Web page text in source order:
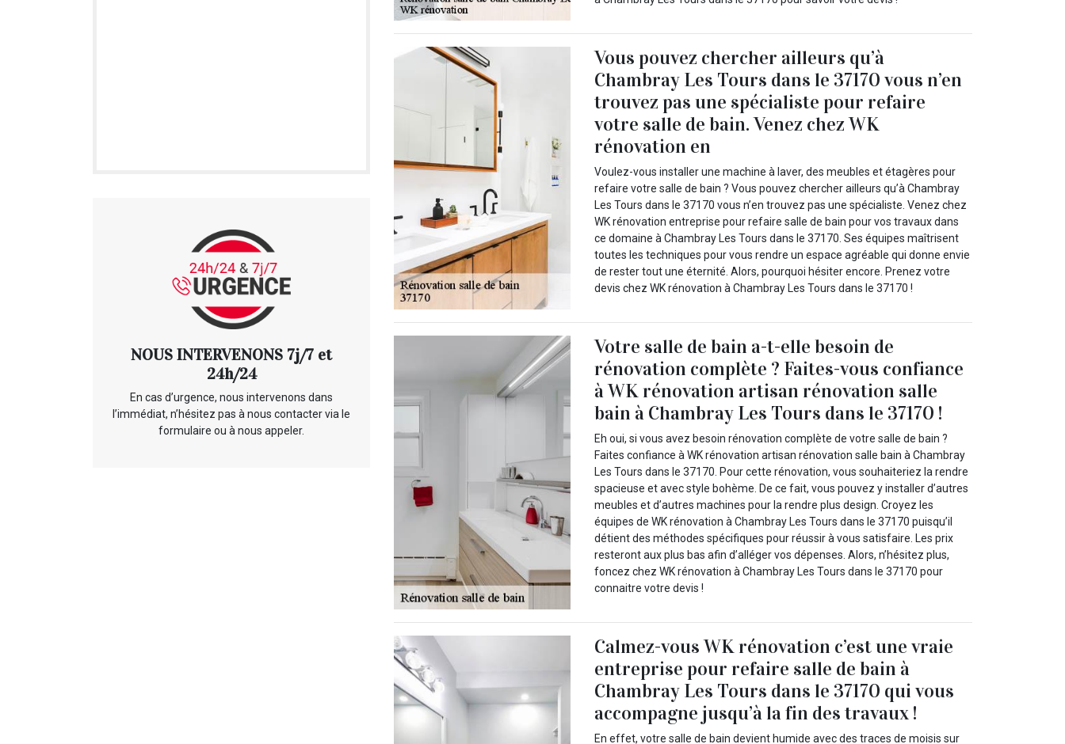
NOUS INTERVENONS 7j/7 et
24h/24
En cas d’urgence, nous intervenons dans
l’immédiat, n’hésitez pas à nous contacter via le
formulaire ou à nous appeler.
Vous pouvez chercher ailleurs qu’à
Chambray Les Tours dans le 37170 vous n’en
trouvez pas une spécialiste pour refaire
votre salle de bain. Venez chez WK
rénovation en
Voulez-vous installer une machine à laver, des meubles et étagères pour
refaire votre salle de bain ? Vous pouvez chercher ailleurs qu’à Chambray
Les Tours dans le 37170 vous n’en trouvez pas une spécialiste. Venez chez
WK rénovation entreprise pour refaire salle de bain pour vos travaux dans
ce domaine à Chambray Les Tours dans le 37170. Ses équipes maîtrisent
toutes les techniques pour vous rendre un espace agréable qui donne envie
de rester tout une éternité. Alors, pourquoi hésiter encore. Prenez votre
devis chez WK rénovation à Chambray Les Tours dans le 37170 !
Votre salle de bain a-t-elle besoin de
rénovation complète ? Faites-vous confiance
à WK rénovation artisan rénovation salle
bain à Chambray Les Tours dans le 37170 !
Eh oui, si vous avez besoin rénovation complète de votre salle de bain ?
Faites confiance à WK rénovation artisan rénovation salle bain à Chambray
Les Tours dans le 37170. Pour cette rénovation, vous souhaiteriez la rendre
spacieuse et avec style bohème. De ce fait, vous pouvez y installer d’autres
meubles et d’autres machines pour la rendre plus design. Croyez les
équipes de WK rénovation à Chambray Les Tours dans le 37170 puisqu’il
détient des méthodes spécifiques pour réussir à vous satisfaire. Les prix
resteront aux plus bas afin d’alléger vos dépenses. Alors, n’hésitez plus,
foncez chez WK rénovation à Chambray Les Tours dans le 37170 pour
connaitre votre devis !
Calmez-vous WK rénovation c’est une vraie
entreprise pour refaire salle de bain à
Chambray Les Tours dans le 37170 qui vous
accompagne jusqu’à la fin des travaux !
En effet, votre salle de bain devient humide avec des traces de moisis sur